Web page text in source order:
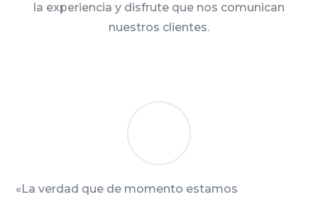
la experiencia y disfrute que nos comunican
nuestros clientes.
«La verdad que de momento estamos